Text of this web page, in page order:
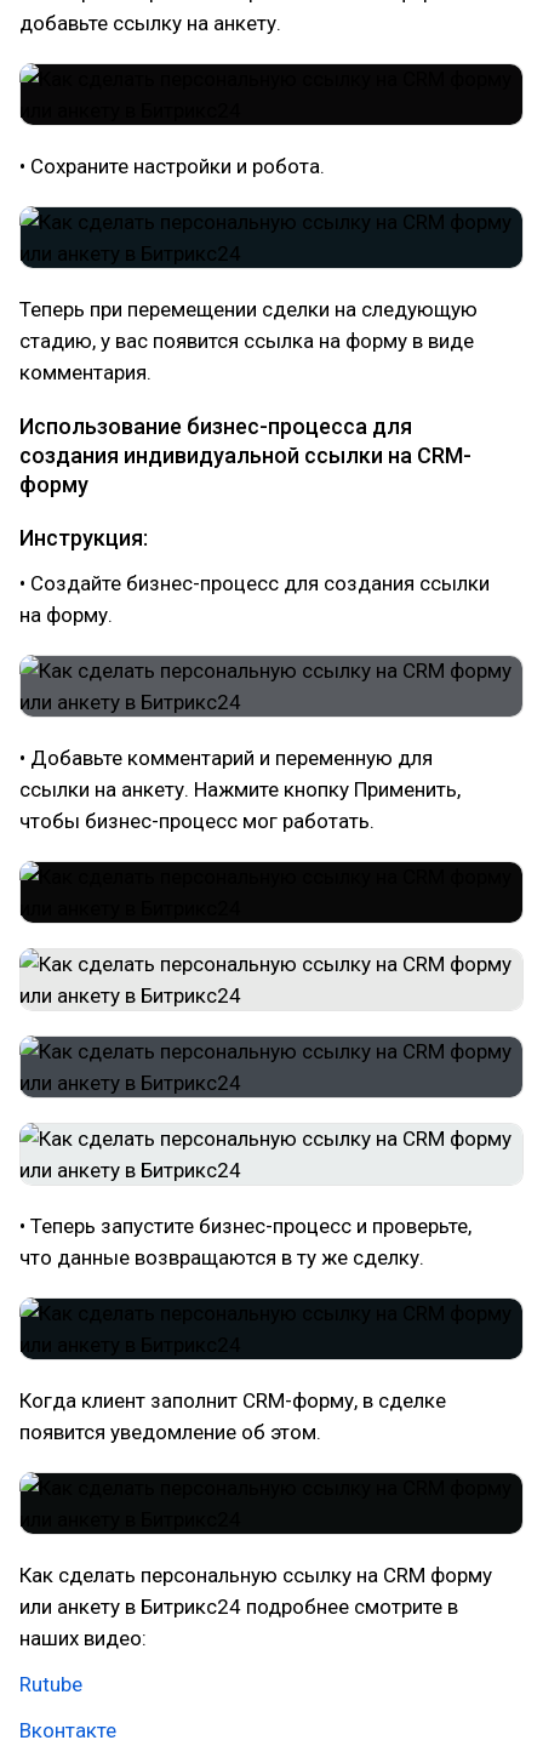
добавьте ссылку на анкету.
• Сохраните настройки и робота.
Теперь при перемещении сделки на следующую
стадию, у вас появится ссылка на форму в виде
комментария.
Использование бизнес-процесса для
создания индивидуальной ссылки на CRM-
форму
Инструкция:
• Создайте бизнес-процесс для создания ссылки
на форму.
• Добавьте комментарий и переменную для
ссылки на анкету. Нажмите кнопку Применить,
чтобы бизнес-процесс мог работать.
• Теперь запустите бизнес-процесс и проверьте,
что данные возвращаются в ту же сделку.
Когда клиент заполнит CRM-форму, в сделке
появится уведомление об этом.
Как сделать персональную ссылку на CRM форму
или анкету в Битрикс24 подробнее смотрите в
наших видео:
Rutube
Вконтакте